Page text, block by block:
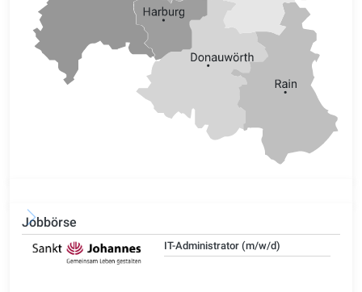
Jobbörse
IT-Administrator (m/w/d)